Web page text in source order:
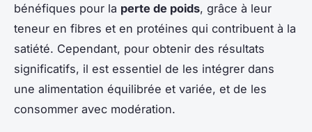
bénéfiques pour la perte de poids, grâce à leur
teneur en fibres et en protéines qui contribuent à la
satiété. Cependant, pour obtenir des résultats
significatifs, il est essentiel de les intégrer dans
une alimentation équilibrée et variée, et de les
consommer avec modération.